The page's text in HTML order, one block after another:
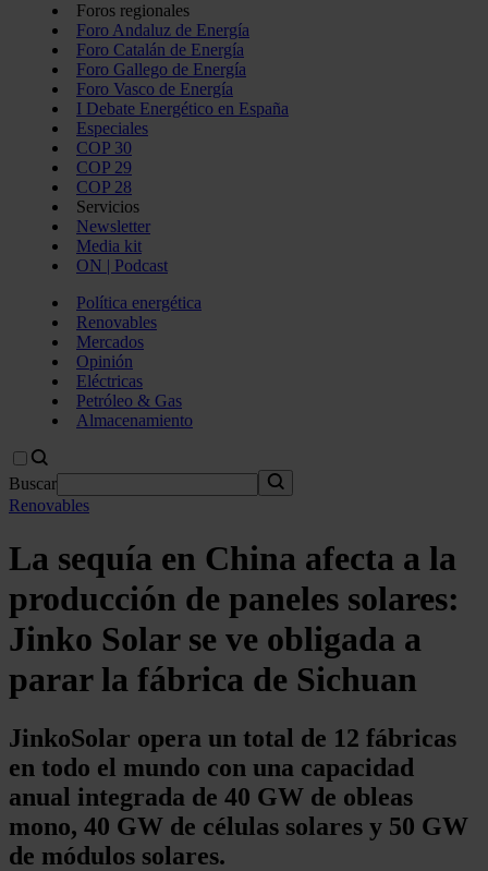
Foros regionales
Foro Andaluz de Energía
Foro Catalán de Energía
Foro Gallego de Energía
Foro Vasco de Energía
I Debate Energético en España
Especiales
COP 30
COP 29
COP 28
Servicios
Newsletter
Media kit
ON | Podcast
Política energética
Renovables
Mercados
Opinión
Eléctricas
Petróleo & Gas
Almacenamiento
Buscar
Renovables
La sequía en China afecta a la
producción de paneles solares:
Jinko Solar se ve obligada a
parar la fábrica de Sichuan
JinkoSolar opera un total de 12 fábricas
en todo el mundo con una capacidad
anual integrada de 40 GW de obleas
mono, 40 GW de células solares y 50 GW
de módulos solares.